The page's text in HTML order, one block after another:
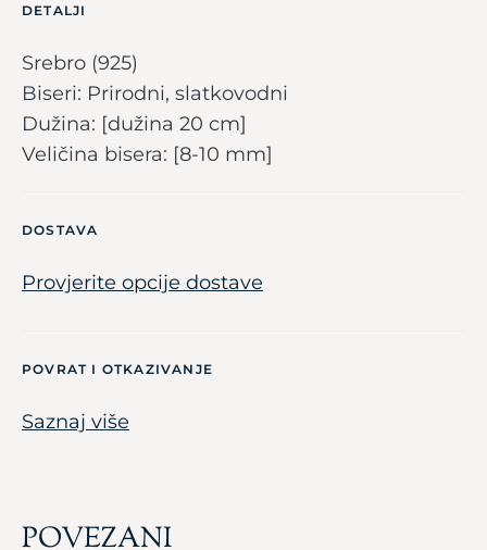
DETALJI
Srebro (925)
Biseri: Prirodni, slatkovodni
Dužina: [dužina 20 cm]
Veličina bisera: [8-10 mm]
DOSTAVA
Provjerite opcije dostave
POVRAT I OTKAZIVANJE
Saznaj više
POVEZANI